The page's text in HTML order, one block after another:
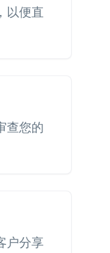
以便直
查您的
户分享